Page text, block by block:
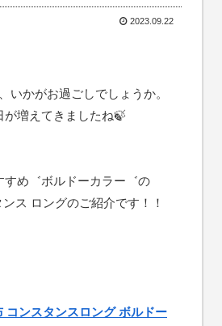
2023.09.22
いかがお過ごしでしょうか。
が増えてきましたね🍃
すめ゛ボルドーカラー゛の
ス ロングのご紹介です！！
コンスタンスロング ボルドー